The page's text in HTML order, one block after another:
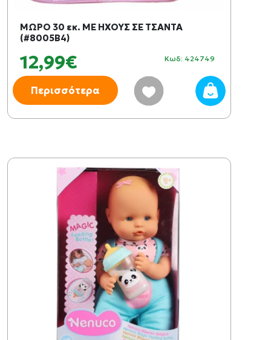
ΜΩΡΟ 30 εκ. ΜΕ ΗΧΟΥΣ ΣΕ ΤΣΑΝΤΑ
(#8005B4)
12,99€ Κωδ: 424749
Περισσότερα